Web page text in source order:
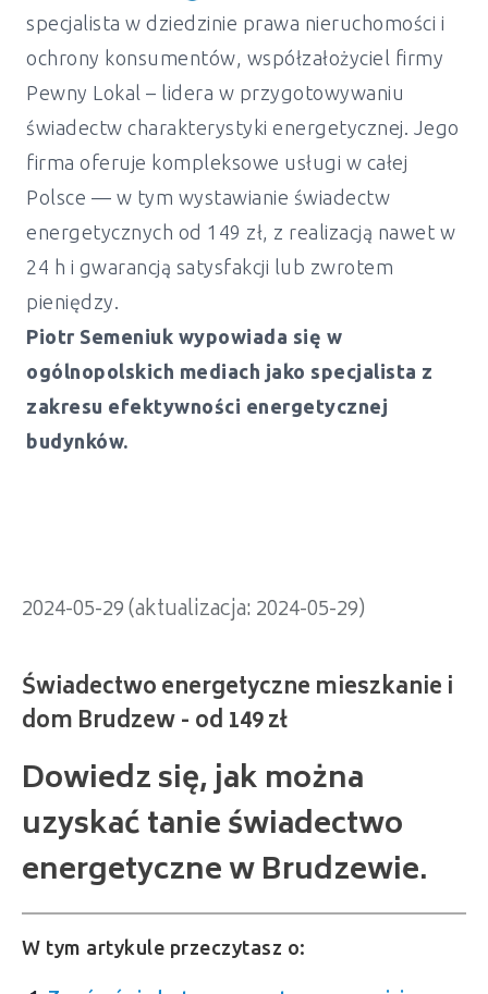
specjalista w dziedzinie prawa nieruchomości i
ochrony konsumentów, współzałożyciel firmy
Pewny Lokal – lidera w przygotowywaniu
świadectw charakterystyki energetycznej. Jego
firma oferuje kompleksowe usługi w całej
Polsce — w tym wystawianie świadectw
energetycznych od 149 zł, z realizacją nawet w
24 h i gwarancją satysfakcji lub zwrotem
pieniędzy.
Piotr Semeniuk wypowiada się w
ogólnopolskich mediach jako specjalista z
zakresu efektywności energetycznej
budynków.
2024-05-29 (aktualizacja: 2024-05-29)
Świadectwo energetyczne mieszkanie i
Dowiedz się, jak można
uzyskać tanie świadectwo
energetyczne w Brudzewie.
W tym artykule przeczytasz o: